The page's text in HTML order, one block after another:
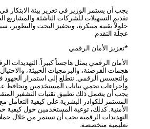
يجب أن يستمر الوزير في تعزيز بيئة الابتكار في قطاع
تقديم التسهيلات للشركات الناشئة والمشاريع الصغيرة
حلولاً تقنية مبتكرة، وتحفيز البحث والتطوير، سيظل
عجلة التقدم.
*تعزيز الأمان الرقمي
الأمان الرقمي يمثل هاجساً كبيراً. التهديدات الرقمية
هجمات القرصنة، والبرمجيات الخبيثة، والاحتيال
والتجسس الرقمي. نتطلع إلى استمرار الجهود في
وإجراءات تحمي بيانات المستخدمين وتحافظ على
يجب أن يشمل ذلك تطبيق تقنيات التشفير المتقدمة،
المستمر للكوادر البشرية على كيفية التعامل مع
الأمنية. كذلك، توعية المستخدمين حول كيفية حماية
التهديدات الرقمية يجب أن تستمر من خلال حملات
تعليمية متخصصة.